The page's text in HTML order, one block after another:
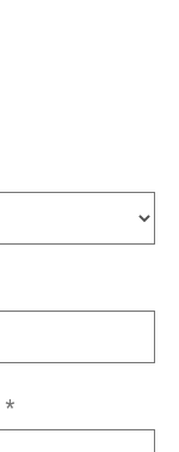
*